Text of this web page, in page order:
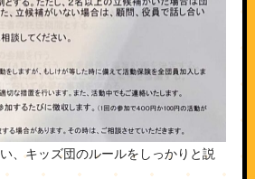
、キッズ団のルールをしっかりと説